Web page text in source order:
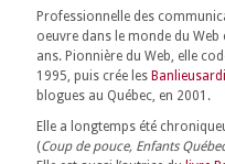
Professionnelle des
oeuvre dans le monde du Web
ans. Pionnière du Web, elle
1995, puis crée les
blogues au Québec, en 2001.
Elle a longtemps été
(Coup de pouce, Enfants